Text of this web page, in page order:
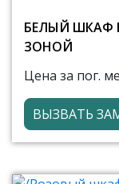
БЕЛЫЙ ШКАФ
ЗОНОЙ
Цена за пог.
ВЫЗВАТЬ